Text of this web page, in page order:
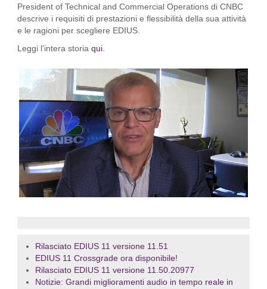
President of Technical and Commercial Operations di CNBC
descrive i requisiti di prestazioni e flessibilità della sua attività
e le ragioni per scegliere EDIUS.
Leggi l’intera storia qui.
Rilasciato EDIUS 11 versione 11.51
EDIUS 11 Crossgrade ora disponibile!
Rilasciato EDIUS 11 versione 11.50.20977
Notizie: Grandi miglioramenti audio in tempo reale in